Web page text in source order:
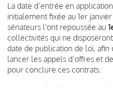
La date d’entrée en
initialement fixée au 1er
sénateurs l'ont repoussée au
collectivités qui ne
date de publication de loi,
lancer les appels d’offres et
pour conclure ces contrats.